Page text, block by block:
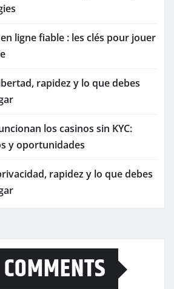
ligne fiable : les clés pour jouer
rapidez y lo que debes
los casinos sin KYC:
y oportunidades
rapidez y lo que debes